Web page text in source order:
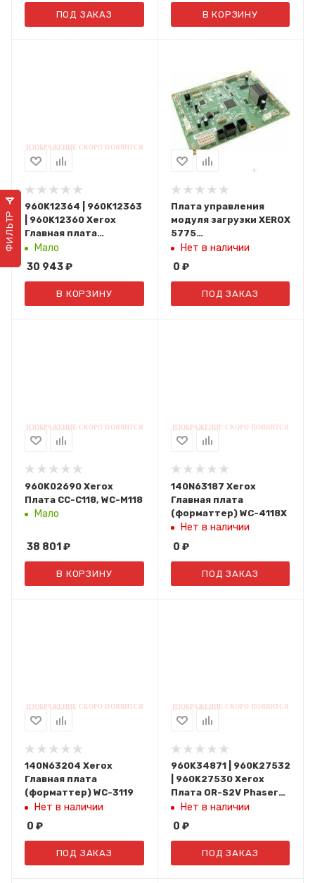
ПОД ЗАКАЗ В КОРЗИНУ
960K12364 | 960K12363
| 960K12360 Xerox
Главная плата
(форматтер) Phaser
3420, 3450
Мало
30 943₽
В КОРЗИНУ
Плата управления
модуля загрузки XEROX
5775
(640S01150/960K65035/
Нет в наличии
0 ₽
ПОД ЗАКАЗ
960K02690 Xerox
Плата CC-C118, WC-M118
Мало
38 801 ₽
В КОРЗИНУ
140N63187 Xerox
Главная плата
(форматтер) WC-4118X
Нет в наличии
0 ₽
ПОД ЗАКАЗ
140N63204 Xerox
Главная плата
(форматтер) WC-3119
Нет в наличии
0 ₽
ПОД ЗАКАЗ
960K34871 | 960K27532
| 960K27530 Xerox
Плата OR-S2V Phaser
7400
Нет в наличии
0 ₽
ПОД ЗАКАЗ
ФИЛЬТР